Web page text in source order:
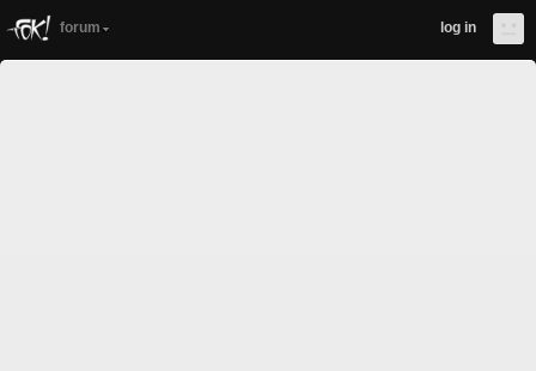
forum log in